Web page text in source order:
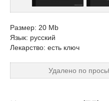
Размер: 20 Mb
Язык: русский
Лекарство: есть ключ
Удалено по